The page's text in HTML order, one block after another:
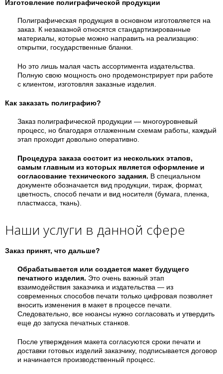
Изготовление полиграфической продукции
Полиграфическая продукция в основном изготовляется на
заказ. К незаказной относятся стандартизированные
материалы, которые можно направить на реализацию:
открытки, государственные бланки.
Но это лишь малая часть ассортимента издательства.
Полную свою мощность оно продемонстрирует при работе
с клиентом, изготовляя заказные изделия.
Как заказать полиграфию?
Заказ полиграфической продукции — многоуровневый
процесс, но благодаря отлаженным схемам работы, каждый
этап проходит довольно оперативно.
Процедура заказа состоит из нескольких этапов,
самым главным из которых является оформление и
согласование технического задания. В специальном
документе обозначается вид продукции, тираж, формат,
цветность, способ печати и вид носителя (бумага, пленка,
пластмасса, ткань).
Наши услуги в данной сфере
Заказ принят, что дальше?
Обрабатывается или создается макет будущего
печатного изделия. Это очень важный этап
взаимодействия заказчика и издательства — из
современных способов печати только цифровая позволяет
вносить изменения в макет в процессе печати.
Следовательно, все нюансы нужно согласовать и утвердить
еще до запуска печатных станков.
После утверждения макета согласуются сроки печати и
доставки готовых изделий заказчику, подписывается договор
и начинается производственный процесс.